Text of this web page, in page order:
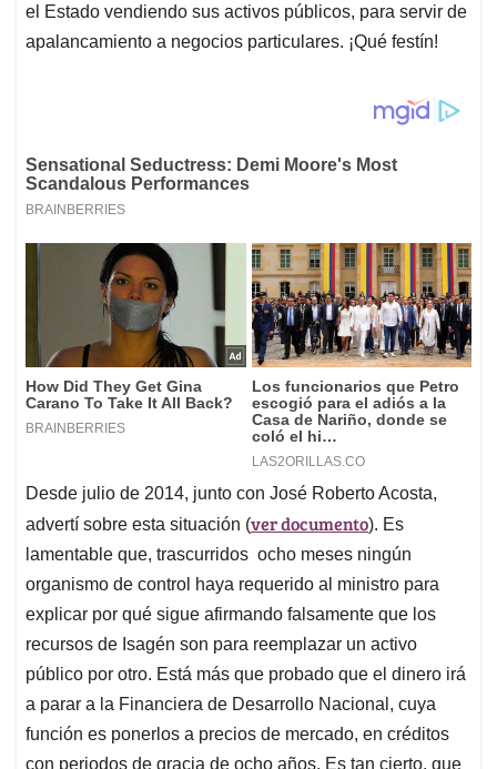
el Estado vendiendo sus activos públicos, para servir de
apalancamiento a negocios particulares. ¡Qué festín!
Desde julio de 2014, junto con José Roberto Acosta,
advertí sobre esta situación (ver documento). Es
lamentable que, trascurridos ocho meses ningún
organismo de control haya requerido al ministro para
explicar por qué sigue afirmando falsamente que los
recursos de Isagén son para reemplazar un activo
público por otro. Está más que probado que el dinero irá
a parar a la Financiera de Desarrollo Nacional, cuya
función es ponerlos a precios de mercado, en créditos
con periodos de gracia de ocho años. Es tan cierto, que